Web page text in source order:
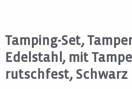
Tamping-Set,
Edelstahl, mit
rutschfest, Schwarz